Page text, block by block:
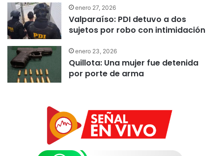
enero 27, 2026
Valparaíso: PDI detuvo a dos
sujetos por robo con intimidación
enero 23, 2026
Quillota: Una mujer fue detenida
por porte de arma